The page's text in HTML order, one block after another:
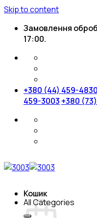
Skip to content
Замовлення
17:00.
+380 (44) 459-4830
459-3003 +380
Кошик
All Categories